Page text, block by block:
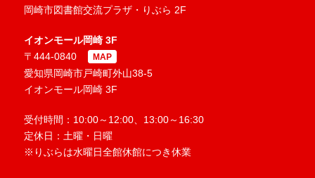
岡崎市図書館交流プラザ・りぶら 2F
イオンモール岡崎 3F
〒444-0840
MAP
愛知県岡崎市戸崎町外山38-5
イオンモール岡崎 3F
受付時間：10:00～12:00、13:00～16:30
定休日：土曜・日曜
※りぶらは水曜日全館休館につき休業